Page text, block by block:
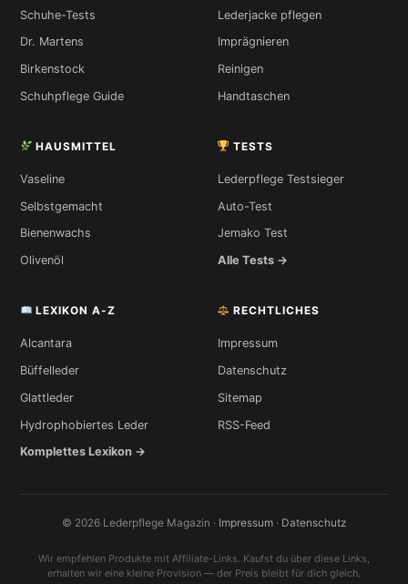
Schuhe-Tests
Dr. Martens
Birkenstock
Schuhpflege Guide
Lederjacke pflegen
Imprägnieren
Reinigen
Handtaschen
HAUSMITTEL
Vaseline
Selbstgemacht
Bienenwachs
Olivenöl
TESTS
Lederpflege Testsieger
Auto-Test
Jemako Test
Alle Tests →
LEXIKON A-Z
Alcantara
Büffelleder
Glattleder
Hydrophobiertes Leder
Komplettes Lexikon →
RECHTLICHES
Impressum
Datenschutz
Sitemap
RSS-Feed
© 2026 Lederpflege Magazin · Impressum · Datenschutz
Wir empfehlen Produkte mit Affiliate-Links. Kaufst du über diese Links,
erhalten wir eine kleine Provision — der Preis bleibt für dich gleich.